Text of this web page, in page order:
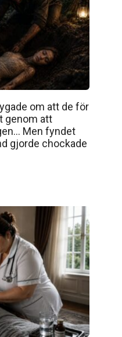
om att de för
genom att
Men fyndet
gjorde chockade